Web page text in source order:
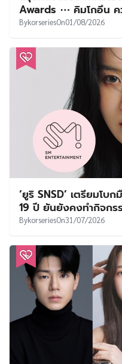
Awards ⋯ คิมโกอึน ค
BykorseriesOn01/08/2026
‘ยูริ SNSD’ เตรียมโบ
19 ปี ยันยังคงทำกิจกร
BykorseriesOn31/07/2026